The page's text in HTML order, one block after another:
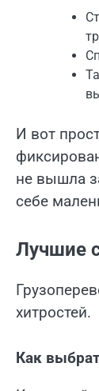
И вот
не вышла
себе
Лучшие
хитростей.
Как